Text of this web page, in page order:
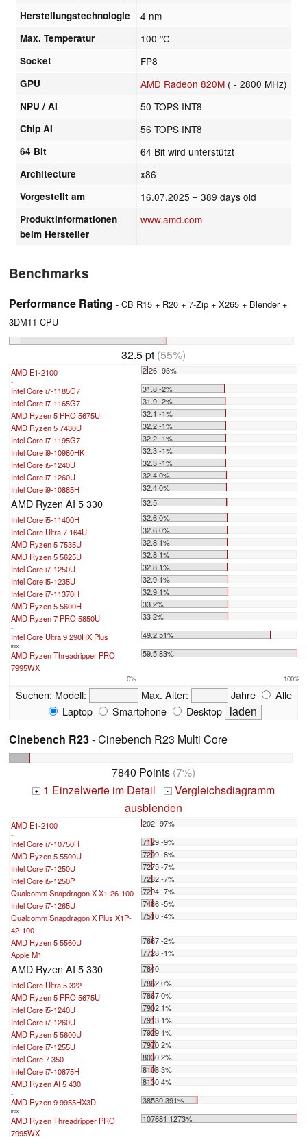
Herstellungstechnologie 4 nm
Max. Temperatur 100 °C
Socket FP8
GPU AMD Radeon 820M( - 2800 MHz)
NPU / AI 50 TOPS INT8
Chip AI 56 TOPS INT8
64 Bit 64 Bit wird unterstützt
Architecture x86
Vorgestellt am 16.07.2025 = 389 days old
Produktinformationen
beim Hersteller
www.amd.com
Benchmarks
Performance Rating - CB R15 + R20 + 7-Zip + X265 + Blender +
3DM11 CPU
32.5 pt (55%)
AMD E1-2100 2.26 -93%
Intel Core i7-1185G7
31.8 -2%
Intel Core i7-1165G7
31.9 -2%
AMD Ryzen 5 PRO 5675U
32.1 -1%
AMD Ryzen 5 7430U
32.2 -1%
Intel Core i7-1195G7
32.2 -1%
Intel Core i9-10980HK
32.3 -1%
Intel Core i5-1240U
32.3 -1%
Intel Core i7-1260U
32.4 0%
Intel Core i9-10885H
32.4 0%
AMD Ryzen AI 5 330
32.5
Intel Core i5-11400H
32.6 0%
Intel Core Ultra 7 164U
32.6 0%
AMD Ryzen 5 7535U
32.8 1%
AMD Ryzen 5 5625U
32.8 1%
Intel Core i7-1250U
32.8 1%
Intel Core i5-1235U
32.9 1%
Intel Core i7-11370H
32.9 1%
AMD Ryzen 5 5600H
33 2%
AMD Ryzen 7 PRO 5850U
33 2%
Intel Core Ultra 9 290HX Plus 49.2 51%
max:
AMD Ryzen Threadripper PRO
7995WX
59.5 83%
0% 100%
Suchen: Modell: Max. Alter: Jahre
Alle
Laptop
Smartphone Desktop
Cinebench R23- Cinebench R23 Multi Core
7840 Points (7%)
+ 1 Einzelwerte im Detail - Vergleichsdiagramm
ausblenden
AMD E1-2100 202 -97%
...
Intel Core i7-10750H
7129 -9%
AMD Ryzen 5 5500U
7209 -8%
Intel Core i7-1250U
7275 -7%
Intel Core i5-1250P
7282 -7%
Qualcomm Snapdragon X X1-26-100
7294 -7%
Intel Core i7-1265U
7486 -5%
Qualcomm Snapdragon X Plus X1P-
42-100
7510 -4%
AMD Ryzen 5 5560U
7667 -2%
Apple M1
7728 -1%
AMD Ryzen AI 5 330
7840
Intel Core Ultra 5 322
7862 0%
AMD Ryzen 5 PRO 5675U
7867 0%
Intel Core i5-1240U
7902 1%
Intel Core i7-1260U
7913 1%
AMD Ryzen 5 5600U
7929 1%
Intel Core i7-1255U
7970 2%
Intel Core 7 350
8030 2%
Intel Core i7-10875H
8108 3%
AMD Ryzen AI 5 430
8130 4%
...
AMD Ryzen 9 9955HX3D 38530 391%
max:
AMD Ryzen Threadripper PRO
7995WX
107681 1273%